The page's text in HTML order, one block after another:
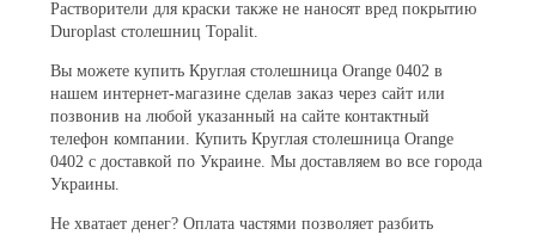
Растворители для краски также не наносят вред покрытию
Duroplast столешниц Topalit.
Вы можете купить Круглая столешница Orange 0402 в
нашем интернет-магазине сделав заказ через сайт или
позвонив на любой указанный на сайте контактный
телефон компании. Купить Круглая столешница Orange
0402 с доставкой по Украине. Мы доставляем во все города
Украины.
Не хватает денег? Оплата частями позволяет разбить